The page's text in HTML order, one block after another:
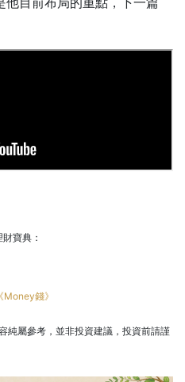
寶典：
錢》
純屬參考，並非投資建議，投資前請謹